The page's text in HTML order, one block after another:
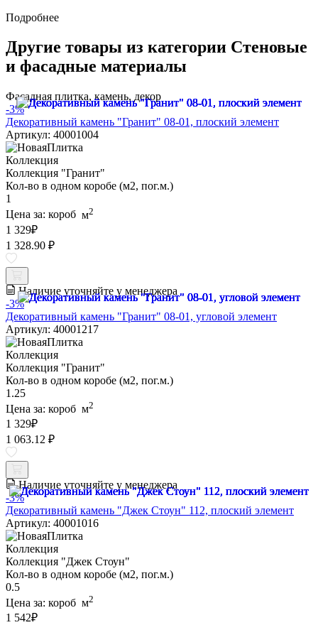
Подробнее
Другие товары из категории Стеновые
и фасадные материалы
Фасадная плитка, камень, декор
-3%
Декоративный камень "Гранит" 08-01, плоский элемент
Артикул: 40001004
Коллекция
Коллекция "Гранит"
Кол-во в одном коробе (м2, пог.м.)
1
Цена за: короб м2
1 329₽
1 328.90 ₽
Наличие уточняйте у менеджера
-3%
Декоративный камень "Гранит" 08-01, угловой элемент
Артикул: 40001217
Коллекция
Коллекция "Гранит"
Кол-во в одном коробе (м2, пог.м.)
1.25
Цена за: короб м2
1 329₽
1 063.12 ₽
Наличие уточняйте у менеджера
-3%
Декоративный камень "Джек Стоун" 112, плоский элемент
Артикул: 40001016
Коллекция
Коллекция "Джек Стоун"
Кол-во в одном коробе (м2, пог.м.)
0.5
Цена за: короб м2
1 542₽